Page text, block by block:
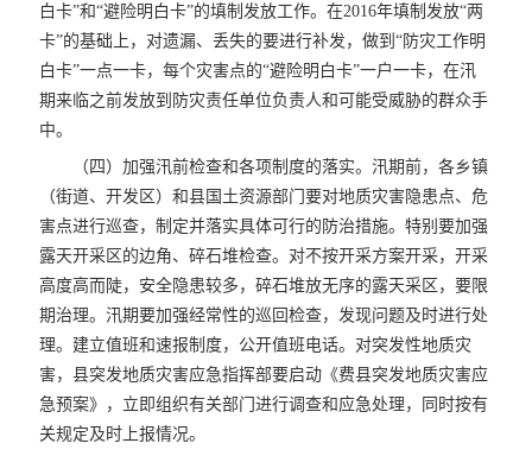
白卡”和“避险明白卡”的填制发放工作。在2016年填制发放“两
卡”的基础上，对遗漏、丢失的要进行补发，做到“防灾工作明
白卡”一点一卡，每个灾害点的“避险明白卡”一户一卡，在汛
期来临之前发放到防灾责任单位负责人和可能受威胁的群众手
中。
（四）加强汛前检查和各项制度的落实。汛期前，各乡镇
（街道、开发区）和县国土资源部门要对地质灾害隐患点、危
害点进行巡查，制定并落实具体可行的防治措施。特别要加强
露天开采区的边角、碎石堆检查。对不按开采方案开采，开采
高度高而陡，安全隐患较多，碎石堆放无序的露天采区，要限
期治理。汛期要加强经常性的巡回检查，发现问题及时进行处
理。建立值班和速报制度，公开值班电话。对突发性地质灾
害，县突发地质灾害应急指挥部要启动《费县突发地质灾害应
急预案》，立即组织有关部门进行调查和应急处理，同时按有
关规定及时上报情况。